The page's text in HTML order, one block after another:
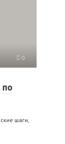
0
по
шаги,